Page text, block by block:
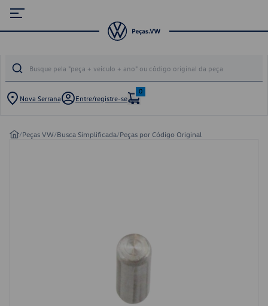
Nova Serrana Entre/registre-se
0
/Peças VW/Busca Simplificada/Peças por Código Original